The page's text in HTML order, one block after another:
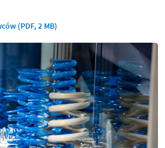
(PDF, 2 MB)